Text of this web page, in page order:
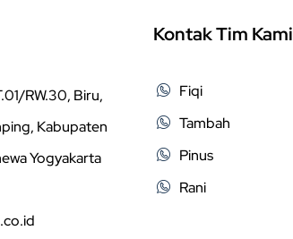
RW.30, Biru,
Kabupaten
Yogyakarta
Kontak Tim Kami
Fiqi
Tambah
Pinus
Rani